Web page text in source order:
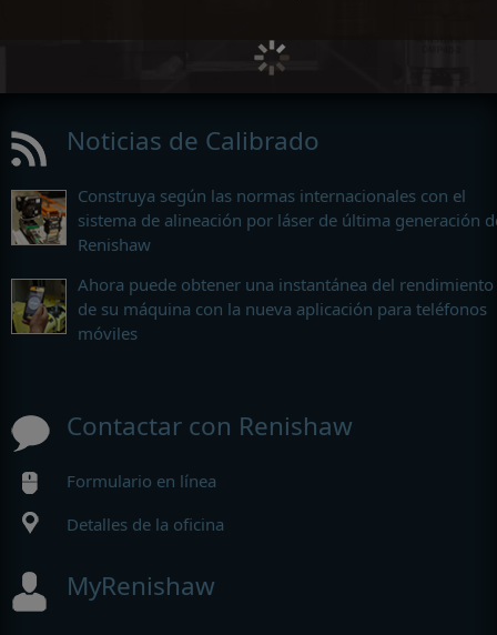
Noticias de Calibrado
Construya según las normas internacionales con el
sistema de alineación por láser de última generación
Renishaw
Ahora puede obtener una instantánea del rendimiento
de su máquina con la nueva aplicación para teléfonos
móviles
Contactar con Renishaw
Formulario en línea
Detalles de la oficina
MyRenishaw